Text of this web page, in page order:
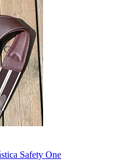
Safety One